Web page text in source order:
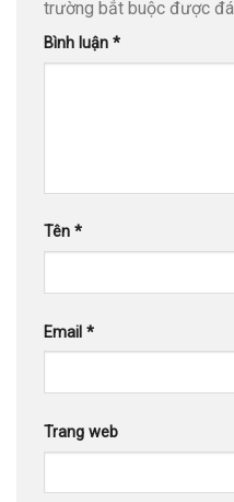
trường bắt buộc được
Bình luận *
Tên *
Email *
Trang web